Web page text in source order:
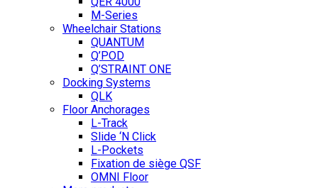
M-Series
Wheelchair Stations
QUANTUM
Q’POD
Q’STRAINT ONE
Docking Systems
QLK
Floor Anchorages
L-Track
Slide ‘N Click
L-Pockets
Fixation de siège QSF
OMNI Floor